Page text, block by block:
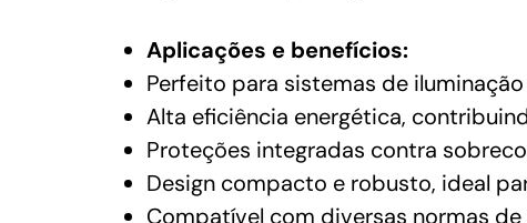
Aplicações e benefícios:
Perfeito para sistemas de
Alta eficiência energética,
Proteções integradas contra
Design compacto e robusto, ideal
Compatível com diversas normas